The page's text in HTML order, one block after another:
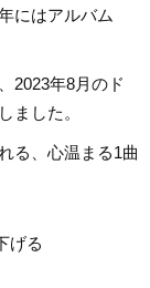
にはアルバム
2023年8月のド
ました。
る、心温まる1曲
げる